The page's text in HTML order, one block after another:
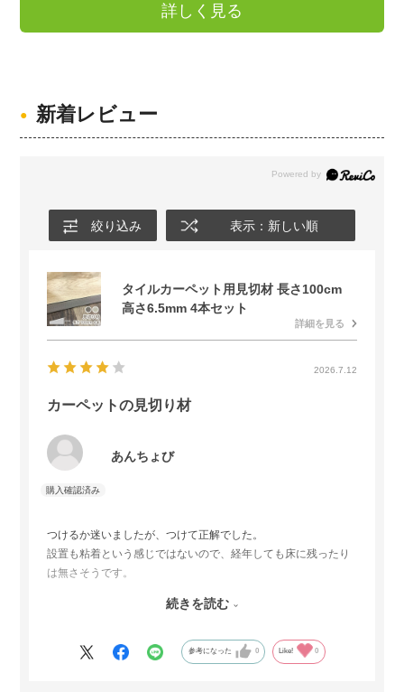
詳しく見る
新着レビュー
絞り込み 表示：新しい順
タイルカーペット用見切材 長さ100cm
高さ6.5mm 4本セット
詳細を見る
2026.7.12
カーペットの見切り材
あんちょび
つけるか迷いましたが、つけて正解でした。
設置も粘着という感じではないので、経年しても床に残ったり
は無さそうです。
りず。。追加で1m買うのは割高なので最初から多めに買うのを
続きを読む
参考になった 0 Like! 0